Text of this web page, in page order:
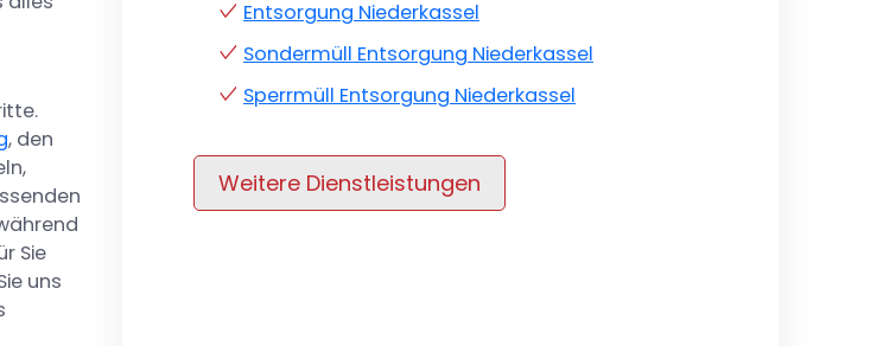
, den
Sie
uns
Entsorgung Niederkassel
Sondermüll Entsorgung Niederkassel
Sperrmüll Entsorgung Niederkassel
Weitere Dienstleistungen